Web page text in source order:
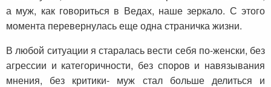
а муж, как говориться в Ведах, наше зеркало. С этого
момента перевернулась еще одна страничка жизни.
В любой ситуации я старалась вести себя по-женски, без
агрессии и категоричности, без споров и навязывания
мнения, без критики- муж стал больше делиться и